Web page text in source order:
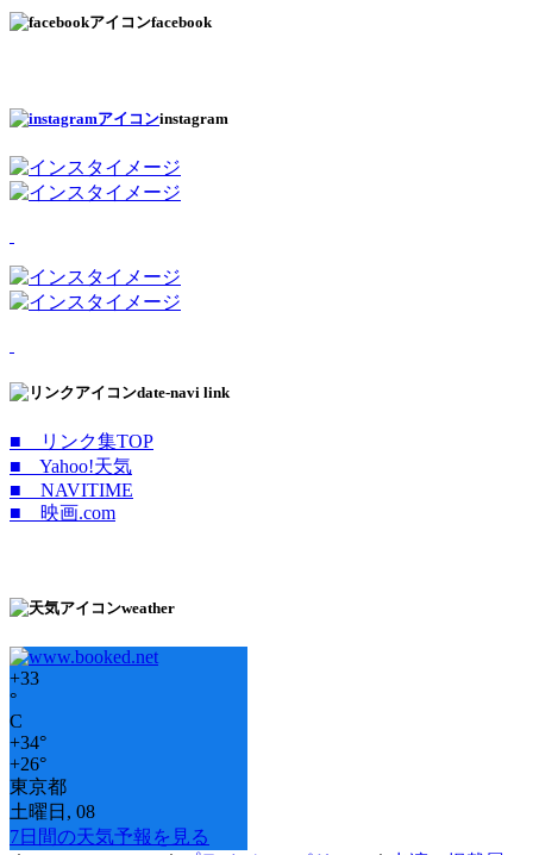
facebook
instagram
date-navi link
■ リンク集TOP
■ Yahoo!天気
■ NAVITIME
■ 映画.com
weather
+33
°
C
+34°
+26°
東京都
土曜日, 08
7日間の天気予報を見る